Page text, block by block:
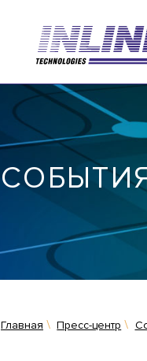
Главная Пресс-центр